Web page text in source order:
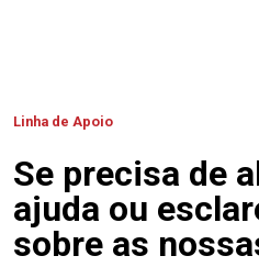
Linha de Apoio
Se precisa de
ajuda ou
sobre as